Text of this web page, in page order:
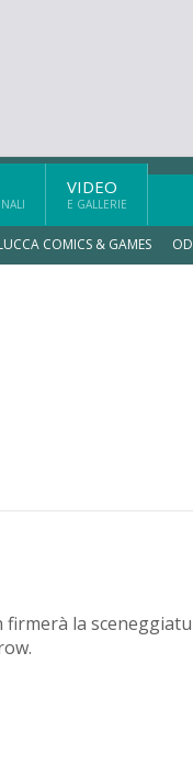
VIDEO
E GALLERIE
COMICS & GAMES
firmerà la